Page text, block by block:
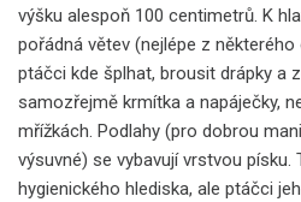
výšku alespoň 100 centimetrů. K
pořádná větev (nejlépe z
ptáčci kde šplhat, brousit drápky a
samozřejmě krmítka a napáječky,
mřížkách. Podlahy (pro dobrou
výsuvné) se vybavují vrstvou písku.
hygienického hlediska, ale ptáčci